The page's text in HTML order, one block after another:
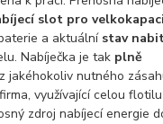
slot pro
a aktuální stav
Nabíječka je tak plně
jakéhokoliv nutného
využívající celou
zdroj nabíjecí energie